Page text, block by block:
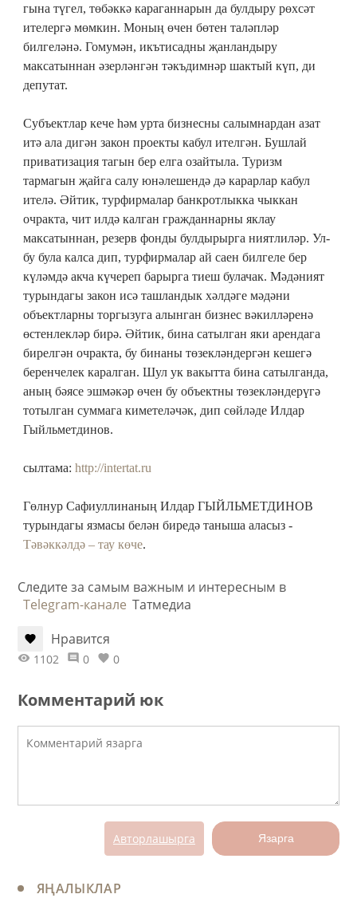
гына түгел, төбәккә караганнарын да булдыру рөхсәт
ителергә мөмкин. Моның өчен бөтен таләпләр
билгеләнә. Гомумән, икътисадны җанландыру
максатыннан әзерләнгән тәкъдимнәр шактый күп, ди
депутат.
Субъектлар кече һәм урта бизнесны салымнардан азат
итә ала дигән закон проекты кабул ителгән. Бушлай
приватизация тагын бер елга озайтыла. Туризм
тармагын җайга салу юнәлешендә дә карарлар кабул
ителә. Әйтик, турфирмалар банкротлыкка чыккан
очракта, чит илдә калган гражданнарны яклау
максатыннан, резерв фонды булдырырга ниятлиләр. Ул-
бу була калса дип, турфирмалар ай саен билгеле бер
күләмдә акча күчереп барырга тиеш булачак. Мәдәният
турындагы закон исә ташландык хәлдәге мәдәни
объектларны торгызуга алынган бизнес вәкилләренә
өстенлекләр бирә. Әйтик, бина сатылган яки арендага
бирелгән очракта, бу бинаны төзекләндергән кешегә
беренчелек каралган. Шул ук вакытта бина сатылганда,
аның бәясе эшмәкәр өчен бу объектны төзекләндерүгә
тотылган суммага киметеләчәк, дип сөйләде Илдар
Гыйльметдинов.
сылтама: http://intertat.ru
Гөлнур Сафиуллинаның Илдар ГЫЙЛЬМЕТДИНОВ
турындагы язмасы белән биредә таныша аласыз -
Тәвәккәлдә – тау көче.
Следите за самым важным и интересным в
Telegram-канале Татмедиа
Нравится
1102 0 0
Комментарий юк
Авторлашырга Язарга
ЯҢАЛЫКЛАР